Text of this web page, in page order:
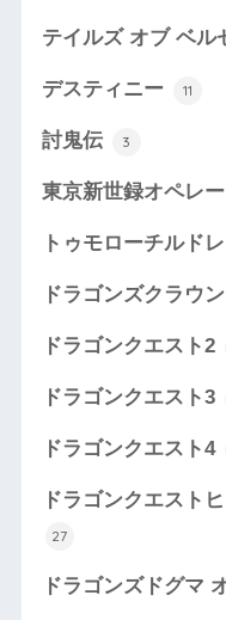
テイルズ オブ ベル
デスティニー 11
討鬼伝 3
東京新世録オペレ
トゥモローチルド
ドラゴンズクラウン
ドラゴンクエスト2
ドラゴンクエスト3
ドラゴンクエスト4
ドラゴンクエスト
27
ドラゴンズドグマ